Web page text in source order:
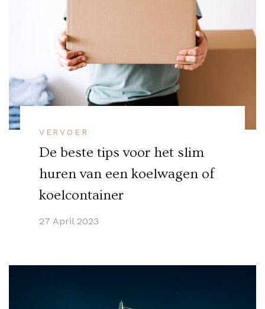
VERVOER
De beste tips voor het slim
huren van een koelwagen of
koelcontainer
27 April 2023